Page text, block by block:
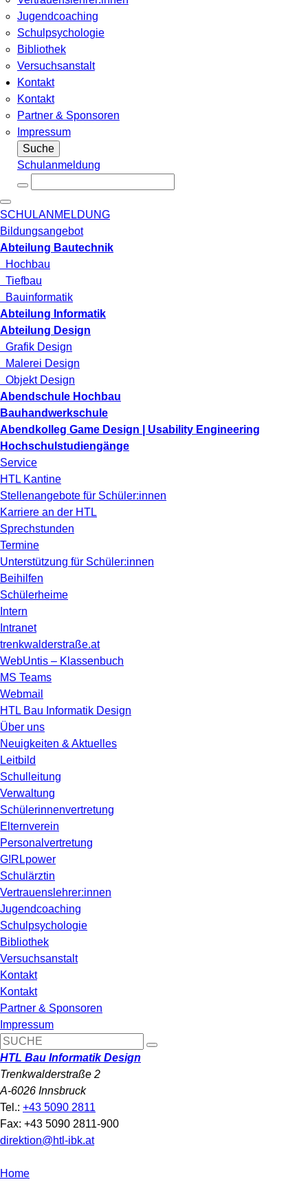
Jugendcoaching
Schulpsychologie
Bibliothek
Versuchsanstalt
Kontakt
Kontakt
Partner & Sponsoren
Impressum
Suche
Schulanmeldung
SCHULANMELDUNG
Bildungsangebot
Abteilung Bautechnik
Hochbau
Tiefbau
Bauinformatik
Abteilung Informatik
Abteilung Design
Grafik Design
Malerei Design
Objekt Design
Abendschule Hochbau
Bauhandwerkschule
Abendkolleg Game Design | Usability Engineering
Hochschulstudiengänge
Service
HTL Kantine
Stellenangebote für Schüler:innen
Karriere an der HTL
Sprechstunden
Termine
Unterstützung für Schüler:innen
Beihilfen
Schülerheime
Intern
Intranet
trenkwalderstraße.at
WebUntis – Klassenbuch
MS Teams
Webmail
HTL Bau Informatik Design
Über uns
Neuigkeiten & Aktuelles
Leitbild
Schulleitung
Verwaltung
Schülerinnenvertretung
Elternverein
Personalvertretung
G!RLpower
Schulärztin
Vertrauenslehrer:innen
Jugendcoaching
Schulpsychologie
Bibliothek
Versuchsanstalt
Kontakt
Kontakt
Partner & Sponsoren
Impressum
HTL Bau Informatik Design
Trenkwalderstraße 2
A-6026 Innsbruck
Tel.: +43 5090 2811
Fax: +43 5090 2811-900
direktion@htl-ibk.at
Home